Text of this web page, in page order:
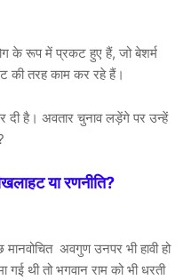
के रूप में प्रकट हुए हैं, जो बेशर्म
की तरह काम कर रहे हैं।
दी है। अवतार चुनाव लड़ेंगे पर उन्हें
या रणनीति?
अवगुण उनपर भी हावी हो
थी तो भगवान राम को भी धरती